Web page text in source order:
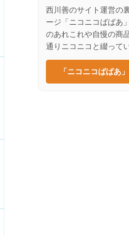
西川善のサイト運営の
ージ「ニコニコばばあ
のあれこれや自慢の商
通りニコニコと綴って
「ニコニコばばあ